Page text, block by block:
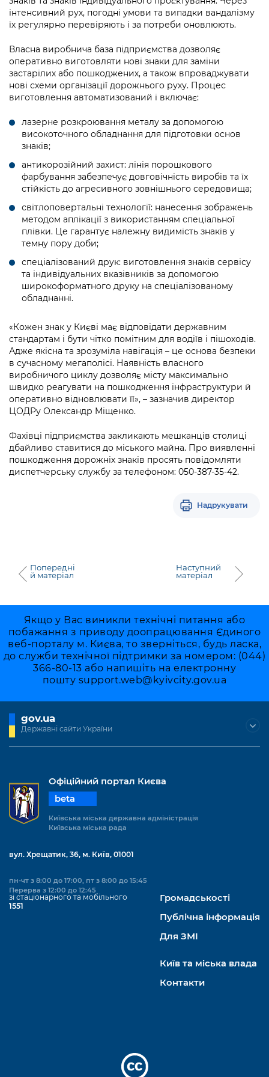
Підприємства, установи, організації
Kyiv International Relations
Річні звіти
Гендерна політика
Київська міська військова адміністрація
Портал Захисників та Захисниць
Безбар'єрність
Портал послуг
Міський застосунок Київ Цифровий
Важливе під час воєнного стану
Уряд» – місцевий рівень»
Про відкриті дані
Публічні дашборди
інтенсивний рух, погодні умови та випадки вандалізму
їх регулярно перевіряють і за потреби оновлюють.
Власна виробнича база підприємства дозволяє
оперативно виготовляти нові знаки для заміни
застарілих або пошкоджених, а також впроваджувати
нові схеми організації дорожнього руху. Процес
виготовлення автоматизований і включає:
лазерне розкроювання металу за допомогою
високоточного обладнання для підготовки основ
знаків;
антикорозійний захист: лінія порошкового
фарбування забезпечує довговічність виробів та їх
стійкість до агресивного зовнішнього середовища;
світлоповертальні технології: нанесення зображень
методом аплікації з використанням спеціальної
плівки. Це гарантує належну видимість знаків у
темну пору доби;
спеціалізований друк: виготовлення знаків сервісу
та індивідуальних вказівників за допомогою
широкоформатного друку на спеціалізованому
обладнанні.
«Кожен знак у Києві має відповідати державним
стандартам і бути чітко помітним для водіїв і пішоходів.
Адже якісна та зрозуміла навігація – це основа безпеки
в сучасному мегаполісі. Наявність власного
виробничого циклу дозволяє місту максимально
швидко реагувати на пошкодження інфраструктури й
оперативно відновлювати її», – зазначив директор
ЦОДРу Олександр Міщенко.
Фахівці підприємства закликають мешканців столиці
дбайливо ставитися до міського майна. Про виявленні
пошкодження дорожніх знаків просять повідомляти
диспетчерську службу за телефоном: 050-387-35-42.
Надрукувати
Попередні
й матеріал
Наступний
матеріал
Якщо у Вас виникли технічні питання або
побажання з приводу доопрацювання Єдиного
веб-порталу м. Києва, то зверніться, будь ласка,
до служби технічної підтримки за номером: (044)
366-80-13 або напишіть на електронну
пошту support.web@kyivcity.gov.ua
gov.ua
Державні сайти України
Офіційний портал Києва
beta
Київська міська державна адміністрація
Київська міська рада
вул. Хрещатик, 36, м. Київ, 01001
пн-чт з 8:00 до 17:00, пт з 8:00 до 15:45
Перерва з 12:00 до 12:45
зі стаціонарного та мобільного
1551
Громадськості
Публічна інформація
Для ЗМІ
Київ та міська влада
Контакти